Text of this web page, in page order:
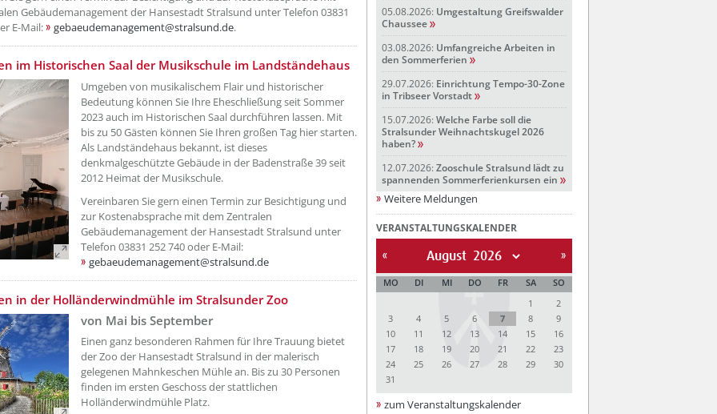
Gebäudemanagement der Hansestadt Stralsund unter Telefon 03831
E-Mail:
gebaeudemanagement@stralsund.de.
titel ???
im Historischen Saal der Musikschule im Landständehaus
Umgeben von musikalischem Flair und historischer
Bedeutung können Sie Ihre Eheschließung seit Sommer
2023 auch im Historischen Saal durchführen lassen. Mit
bis zu 50 Gästen können Sie Ihren großen Tag hier starten.
Als Landständehaus bekannt, ist dieses
denkmalgeschützte Gebäude in der Badenstraße 39 seit
2012 Heimat der Musikschule.
Vereinbaren Sie gern einen Termin zur Besichtigung und
zur Kostenabsprache mit dem Zentralen
Gebäudemanagement der Hansestadt Stralsund unter
Telefon 03831 252 740 oder E-Mail:
gebaeudemanagement@stralsund.de
titel ???
in der Holländerwindmühle im Stralsunder Zoo
von Mai bis September
Einen ganz besonderen Rahmen für Ihre Trauung bietet
der Zoo der Hansestadt Stralsund in der malerisch
gelegenen Mahnkeschen Mühle an. Bis zu 30 Personen
finden im ersten Geschoss der stattlichen
Holländerwindmühle Platz.
05.08.2026: Umgestaltung Greifswalder
Chaussee
03.08.2026: Umfangreiche Arbeiten in
den Sommerferien
29.07.2026: Einrichtung Tempo-30-Zone
in Tribseer Vorstadt
15.07.2026: Welche Farbe soll die
Stralsunder Weihnachtskugel 2026
haben?
12.07.2026: Zooschule Stralsund lädt zu
spannenden Sommerferienkursen ein
Weitere Meldungen
VERANSTALTUNGSKALENDER
August
MO DI MI DO FR SA
SO
1
2
3
4 5 6 7 8
9
10
11 12 13 14 15
16
17
18 19 20 21 22
23
24
25 26 27 28 29
30
31
zum Veranstaltungskalender